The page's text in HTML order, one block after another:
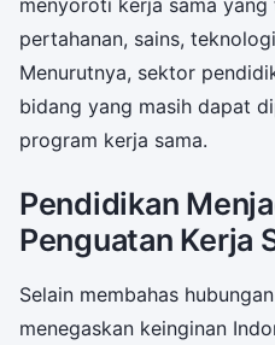
pertahanan, sains,
Menurutnya, sektor
bidang yang masih dapat
program kerja sama.
Pendidikan
Penguatan Kerja
Selain membahas
menegaskan keinginan